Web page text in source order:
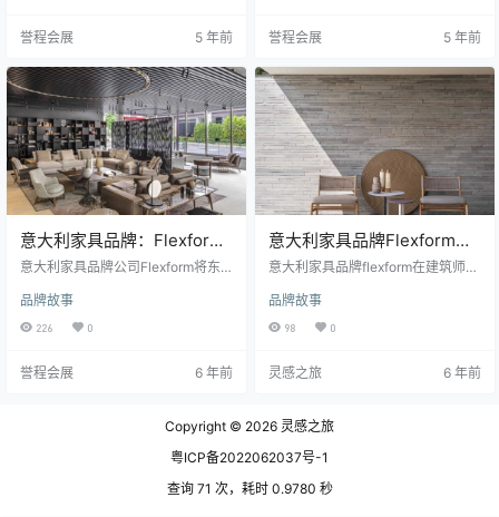
性，以及我们想要传达的氛围。 Fle
美学带来了新的动力，这些作品讲
述了一种非正式而优雅的生活方式
的故事。尽管设计历久弥新，但仍
出现了某些趋势，这表明人们希望
用家具创…
誉程会展 5 年前
逝不断更新。这就是Flexform的发
意大利制造的大使。 这样做是通过
在米兰Corso Monforte 28的展览厅
进行的，经过全面翻新，亲密和精
致的设计来传达公司所…
誉程会展 5 年前
意大利家具品牌：Flexform
在日本东京的展览厅
意大利家具品牌公司Flexform将东
览空间，该展览厅始终位于久负盛
名的南青山区，这是时尚和设计的
参考点。 一座气势宏伟的建筑，日
有巨大的天窗，可让自然光进入并
在四个层次的约800平方米的展览区
内部装饰，展示了Flexform展示空
品牌故事
226 0
誉程会展 6 年前
意大利家具品牌Flexform发
布首个户外家具系列
意大利家具品牌flexform在建筑师A
户外家具系列。 新发布的户外系列
包括沙发，扶手椅，桌子，椅子和
其他配件。 创建Flexform系列，号
辑了Mario Asnago和Claudio Vend
计文化，该文化植根于意大利的手
品牌故事
98 0
灵感之旅 6 年前
Copyright © 2026 灵感之旅
粤ICP备2022062037号-1
查询 71 次，耗时 0.9780 秒